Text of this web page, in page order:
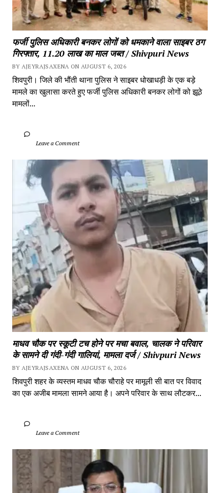
फर्जी पुलिस अधिकारी बनकर लोगों को धमकाने वाला साइबर ठग
गिरफ्तार, 11.20 लाख का माल जब्त / Shivpuri News
BY AJEYRAJSAXENA ON AUGUST 6, 2026
शिवपुरी। जिले की भौंती थाना पुलिस ने साइबर धोखाधड़ी के एक बड़े
मामले का खुलासा करते हुए फर्जी पुलिस अधिकारी बनकर लोगों को झूठे
मामलों...
		Leave a Comment
माधव चौक पर स्कूटी टच होने पर मचा बवाल, चालक ने परिवार
के सामने दी गंदी-गंदी गालियां, मामला दर्ज / Shivpuri News
BY AJEYRAJSAXENA ON AUGUST 6, 2026
शिवपुरी शहर के व्यस्तम माधव चौक चौराहे पर मामूली सी बात पर विवाद
का एक अजीब मामला सामने आया है। अपने परिवार के साथ लौटकर...
		Leave a Comment